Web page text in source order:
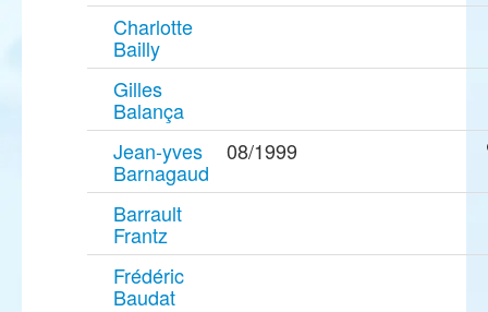
Charlotte
Bailly
Gilles
Balança
Jean-yves
Barnagaud
08/1999
Barrault
Frantz
Frédéric
Baudat